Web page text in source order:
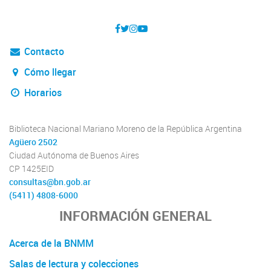
Contacto
Cómo llegar
Horarios
Biblioteca Nacional Mariano Moreno de la República Argentina
Agüero 2502
Ciudad Autónoma de Buenos Aires
CP 1425EID
consultas@bn.gob.ar
(5411) 4808-6000
INFORMACIÓN GENERAL
Acerca de la BNMM
Salas de lectura y colecciones